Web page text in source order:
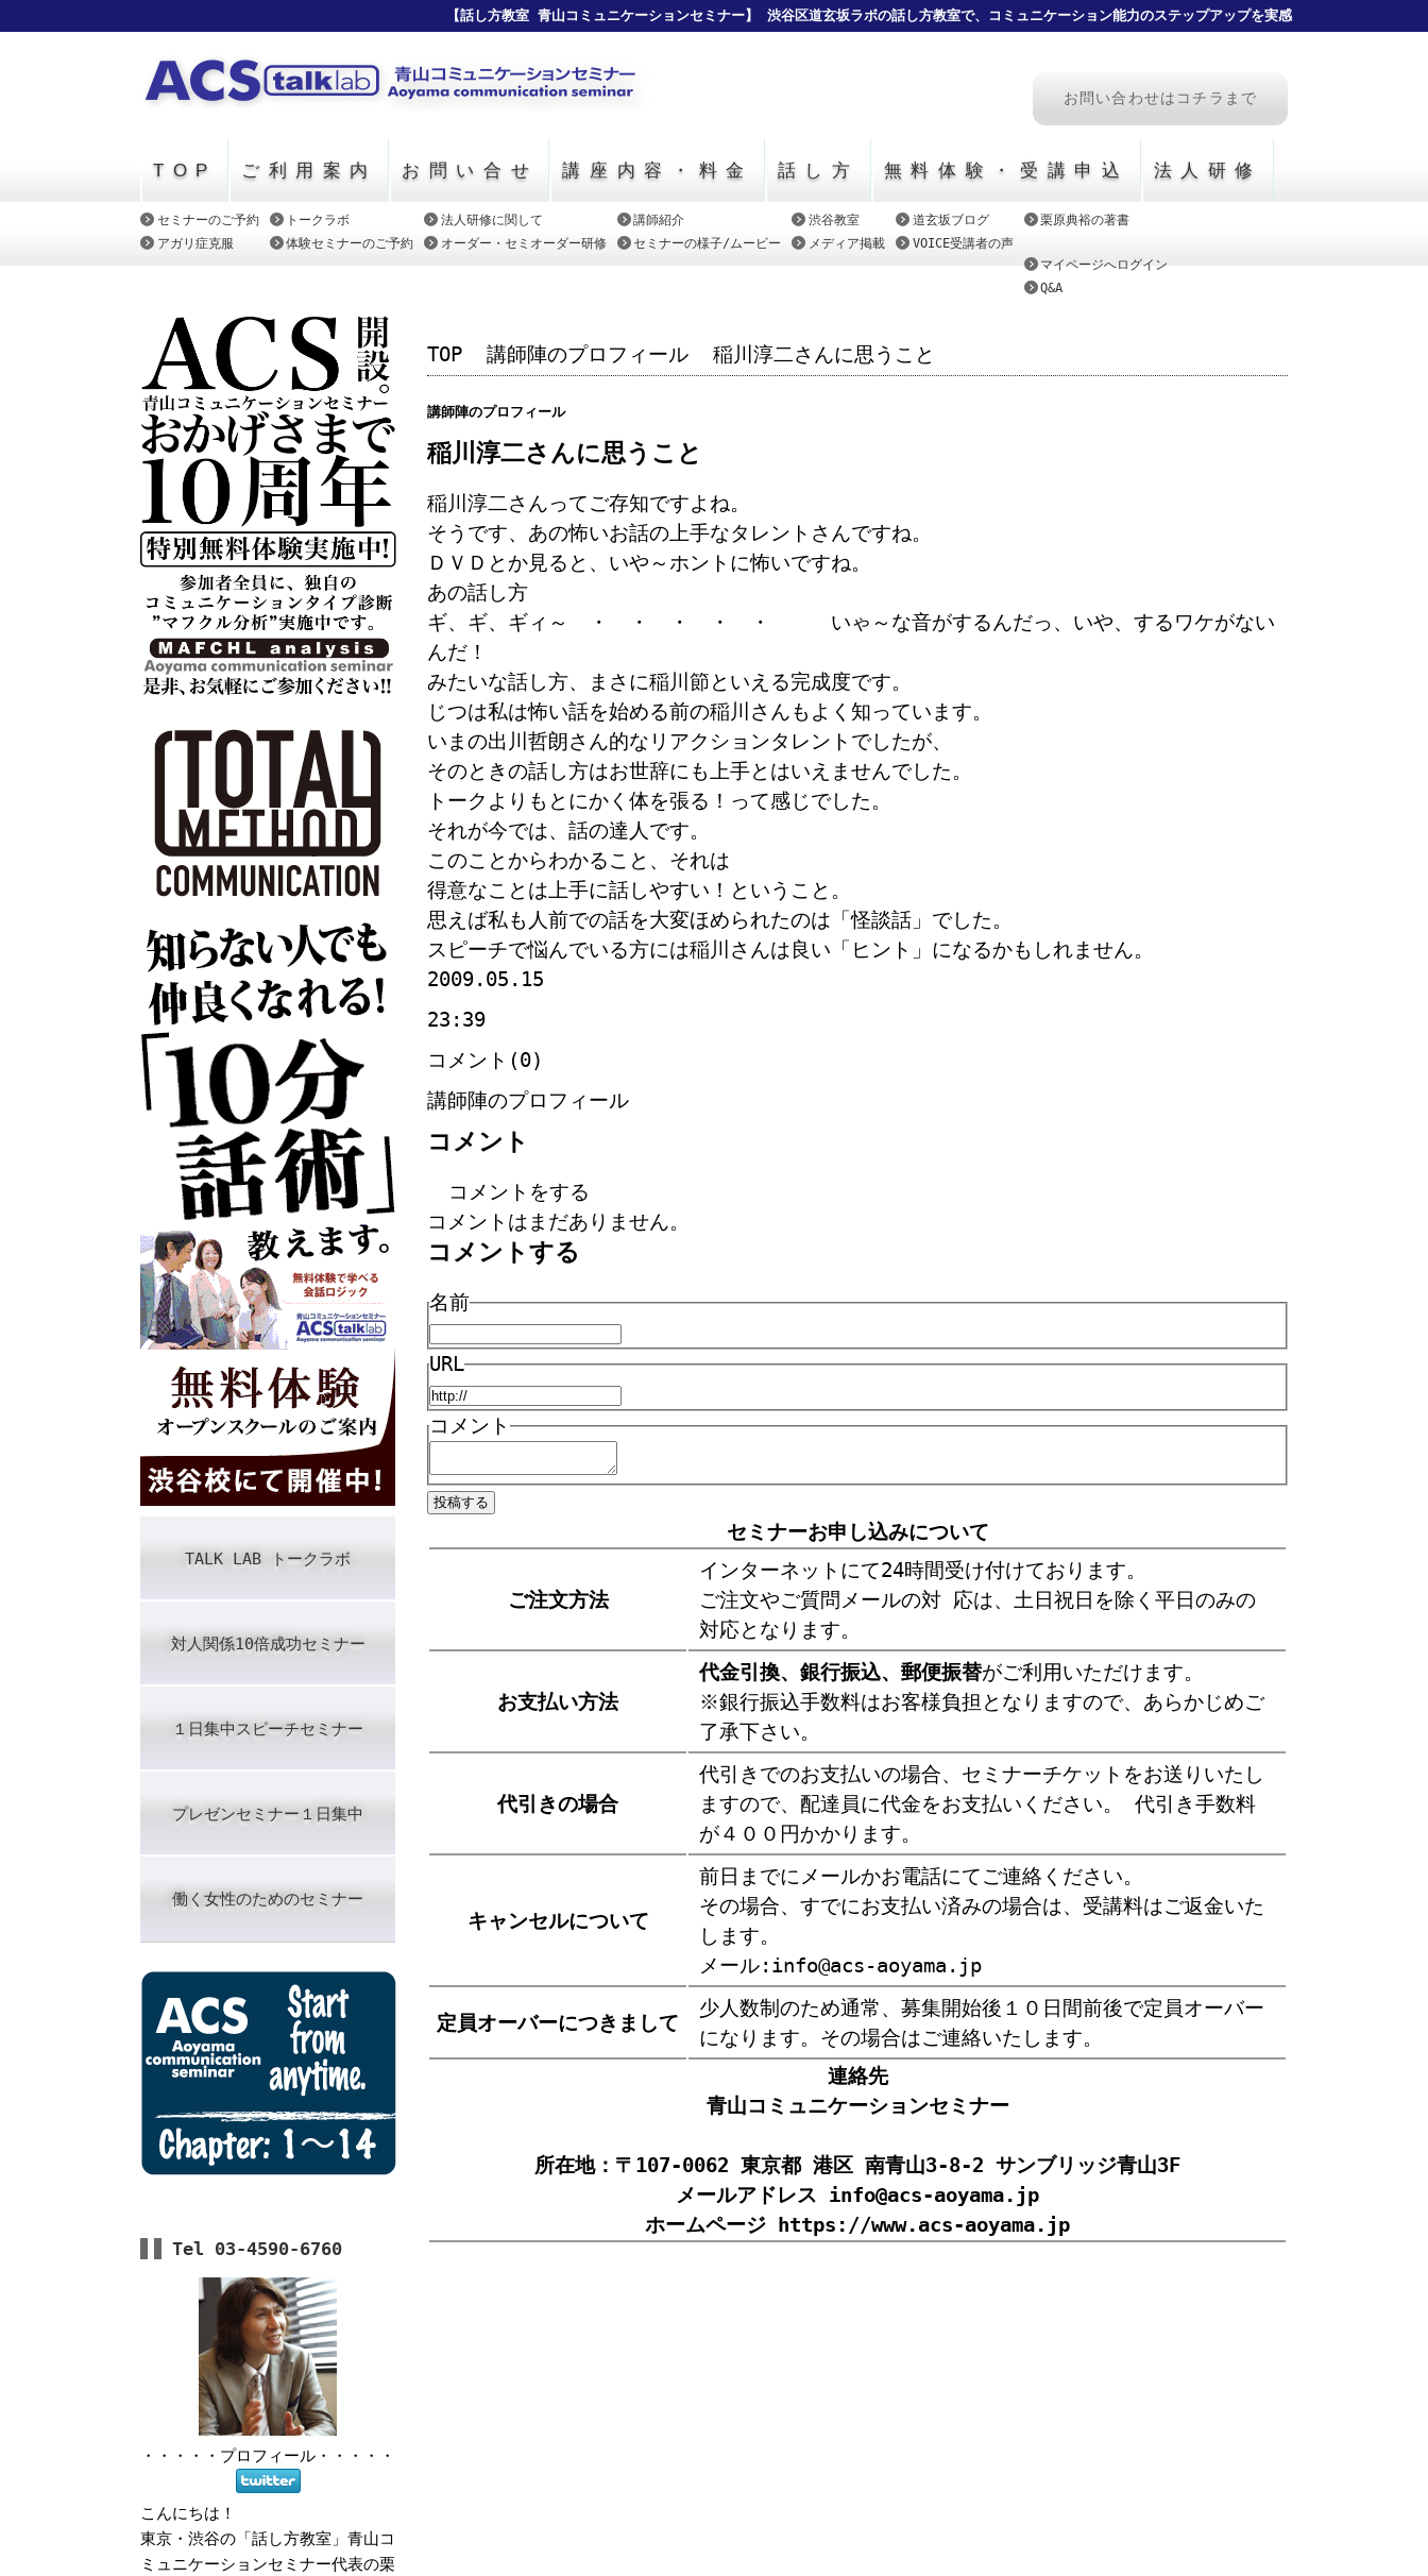
【話し方教室 青山コミュニケーションセミナー】 渋谷区道玄坂ラボの話し方教室で、コミュニケーション能力のステップアップを実感
お問い合わせはコチラまで
TOP ご利用案内 お問い合せ 講座内容・料金 話し方 無料体験・受講申込 法人研修
セミナーのご予約
アガリ症克服
トークラボ
体験セミナーのご予約
法人研修に関して
オーダー・セミオーダー研修
講師紹介
セミナーの様子/ムービー
渋谷教室
メディア掲載
道玄坂ブログ
VOICE受講者の声
栗原典裕の著書
マイページへログイン
Q&A
TOP 講師陣のプロフィール 稲川淳二さんに思うこと
講師陣のプロフィール
稲川淳二さんに思うこと
稲川淳二さんってご存知ですよね。
そうです、あの怖いお話の上手なタレントさんですね。
ＤＶＤとか見ると、いや～ホントに怖いですね。
あの話し方
ギ、ギ、ギィ～ ・ ・ ・ ・ ・ いゃ～な音がするんだっ、いや、するワケがない
んだ！
みたいな話し方、まさに稲川節といえる完成度です。
じつは私は怖い話を始める前の稲川さんもよく知っています。
いまの出川哲朗さん的なリアクションタレントでしたが、
そのときの話し方はお世辞にも上手とはいえませんでした。
トークよりもとにかく体を張る！って感じでした。
それが今では、話の達人です。
このことからわかること、それは
得意なことは上手に話しやすい！ということ。
思えば私も人前での話を大変ほめられたのは「怪談話」でした。
スピーチで悩んでいる方には稲川さんは良い「ヒント」になるかもしれません。
2009.05.15
23:39
コメント(0)
講師陣のプロフィール
コメント
コメントをする
コメントはまだありません。
コメントする
名前
URL
コメント
セミナーお申し込みについて
ご注文方法
インターネットにて24時間受け付けております。
ご注文やご質問メールの対 応は、土日祝日を除く平日のみの
対応となります。
お支払い方法
代金引換、銀行振込、郵便振替がご利用いただけます。
※銀行振込手数料はお客様負担となりますので、あらかじめご
了承下さい。
代引きの場合
代引きでのお支払いの場合、セミナーチケットをお送りいたし
ますので、配達員に代金をお支払いください。 代引き手数料
が４００円かかります。
キャンセルについて
前日までにメールかお電話にてご連絡ください。
その場合、すでにお支払い済みの場合は、受講料はご返金いた
します。
メール:info@acs-aoyama.jp
定員オーバーにつきまして
少人数制のため通常、募集開始後１０日間前後で定員オーバー
になります。その場合はご連絡いたします。
連絡先
青山コミュニケーションセミナー
所在地：〒107-0062 東京都 港区 南青山3-8-2 サンブリッジ青山3F
メールアドレス info@acs-aoyama.jp
ホームページ https://www.acs-aoyama.jp
TALK LAB トークラボ
対人関係10倍成功セミナー
１日集中スピーチセミナー
プレゼンセミナー１日集中
働く女性のためのセミナー
Tel 03-4590-6760
・・・・・ プロフィール ・・・・・
こんにちは！
東京・渋谷の「話し方教室」青山コ
ミュニケーションセミナー代表の栗